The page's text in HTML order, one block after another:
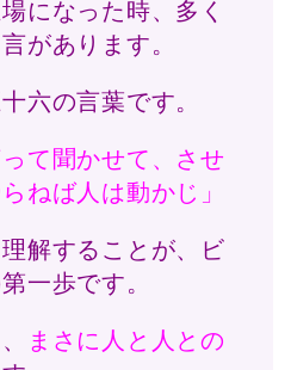
になった時、多く
があります。
六の言葉です。
て聞かせて、させ
ねば人は動かじ」
解することが、ビ
一歩です。
まさに人と人との